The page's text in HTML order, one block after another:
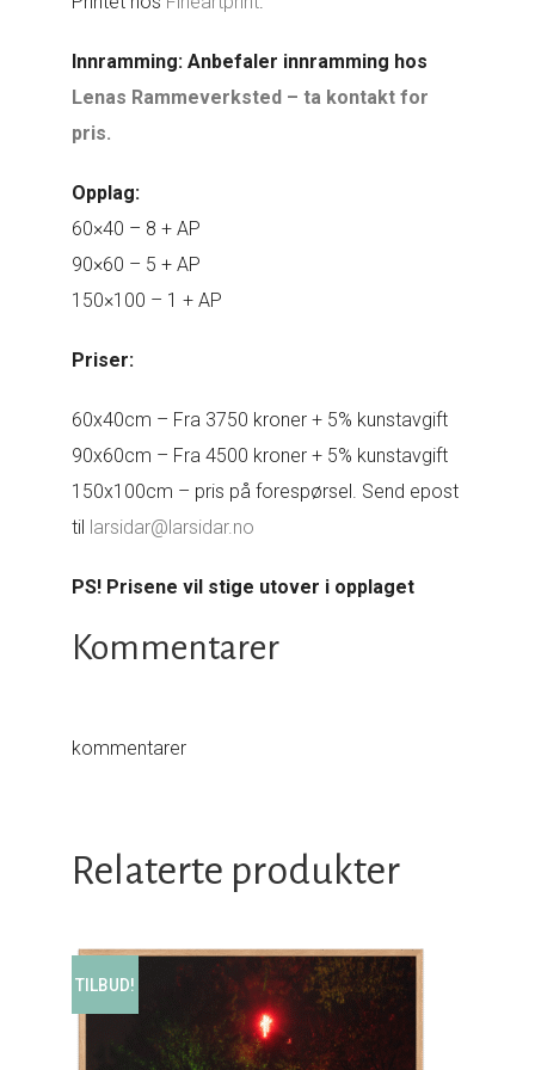
Innramming: Anbefaler innramming hos
Lenas Rammeverksted – ta kontakt for
pris.
Opplag:
60×40 – 8 + AP
90×60 – 5 + AP
150×100 – 1 + AP
Priser:
60x40cm – Fra 3750 kroner + 5% kunstavgift
90x60cm – Fra 4500 kroner + 5% kunstavgift
150x100cm – pris på forespørsel. Send epost
til larsidar@larsidar.no
PS! Prisene vil stige utover i opplaget
Kommentarer
kommentarer
Relaterte produkter
TILBUD!